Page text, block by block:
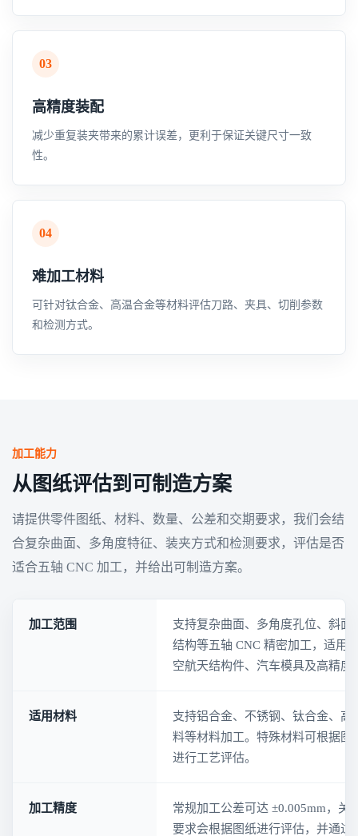
03
高精度装配
减少重复装夹带来的累计误差，更利于保证关键尺寸一致
性。
04
难加工材料
可针对钛合金、高温合金等材料评估刀路、夹具、切削参数
和检测方式。
加工能力
从图纸评估到可制造方案
请提供零件图纸、材料、数量、公差和交期要求，我们会结
合复杂曲面、多角度特征、装夹方式和检测要求，评估是否
适合五轴 CNC 加工，并给出可制造方案。
加工范围
支持复杂曲面、多角度孔位、斜面
结构等五轴 CNC 精密加工，适用
空航天结构件、汽车模具及高精度
适用材料
支持铝合金、不锈钢、钛合金、高
料等材料加工。特殊材料可根据图
进行工艺评估。
加工精度
常规加工公差可达 ±0.005mm，关
要求会根据图纸进行评估，并通过